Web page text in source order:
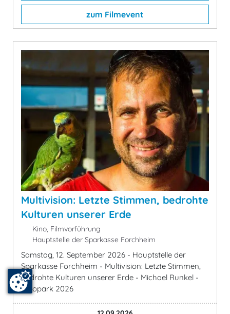
zum Filmevent
Multivision: Letzte Stimmen, bedrohte
Kulturen unserer Erde
Kino, Filmvorführung
Hauptstelle der Sparkasse Forchheim
Samstag, 12. September 2026 - Hauptstelle der
Sparkasse Forchheim - Multivision: Letzte Stimmen,
bedrohte Kulturen unserer Erde - Michael Runkel -
Fotopark 2026